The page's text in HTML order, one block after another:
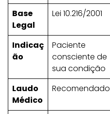
Base
Legal
Lei 10.216/2001
Indicaç
ão
Paciente
consciente de
sua condição
Laudo
Médico
Recomendado